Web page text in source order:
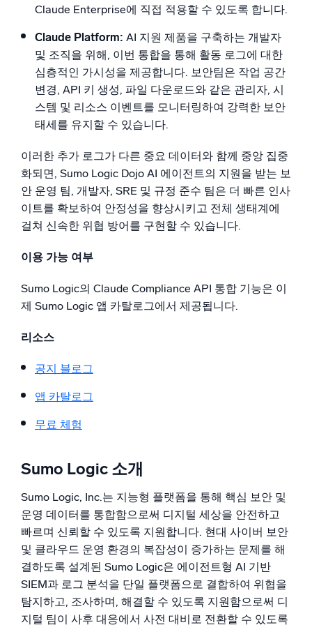
Claude Enterprise에 직접 적용할 수 있도록 합니다.
Claude Platform: AI 지원 제품을 구축하는 개발자
및 조직을 위해, 이번 통합을 통해 활동 로그에 대한
심층적인 가시성을 제공합니다. 보안팀은 작업 공간
변경, API 키 생성, 파일 다운로드와 같은 관리자, 시
스템 및 리소스 이벤트를 모니터링하여 강력한 보안
태세를 유지할 수 있습니다.
이러한 추가 로그가 다른 중요 데이터와 함께 중앙 집중
화되면, Sumo Logic Dojo AI 에이전트의 지원을 받는 보
안 운영 팀, 개발자, SRE 및 규정 준수 팀은 더 빠른 인사
이트를 확보하여 안정성을 향상시키고 전체 생태계에
걸쳐 신속한 위협 방어를 구현할 수 있습니다.
이용 가능 여부
Sumo Logic의 Claude Compliance API 통합 기능은 이
제 Sumo Logic 앱 카탈로그에서 제공됩니다.
리소스
공지 블로그
앱 카탈로그
무료 체험
Sumo Logic 소개
Sumo Logic, Inc.는 지능형 플랫폼을 통해 핵심 보안 및
운영 데이터를 통합함으로써 디지털 세상을 안전하고
빠르며 신뢰할 수 있도록 지원합니다. 현대 사이버 보안
및 클라우드 운영 환경의 복잡성이 증가하는 문제를 해
결하도록 설계된 Sumo Logic은 에이전트형 AI 기반
SIEM과 로그 분석을 단일 플랫폼으로 결합하여 위협을
탐지하고, 조사하며, 해결할 수 있도록 지원함으로써 디
지털 팀이 사후 대응에서 사전 대비로 전환할 수 있도록